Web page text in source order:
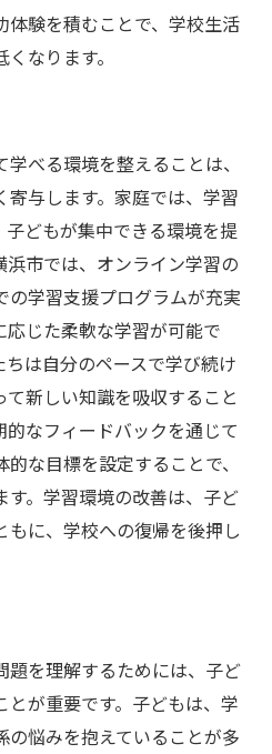
体験を積むことで、学校生活
なります。
べる環境を整えることは、
与します。家庭では、学習
どもが集中できる環境を提
市では、オンライン学習の
の学習支援プログラムが充実
応じた柔軟な学習が可能で
は自分のペースで学び続け
新しい知識を吸収すること
なフィードバックを通じて
な目標を設定することで、
。学習環境の改善は、子ど
に、学校への復帰を後押し
題を理解するためには、子ど
が重要です。子どもは、学
悩みを抱えていることが多